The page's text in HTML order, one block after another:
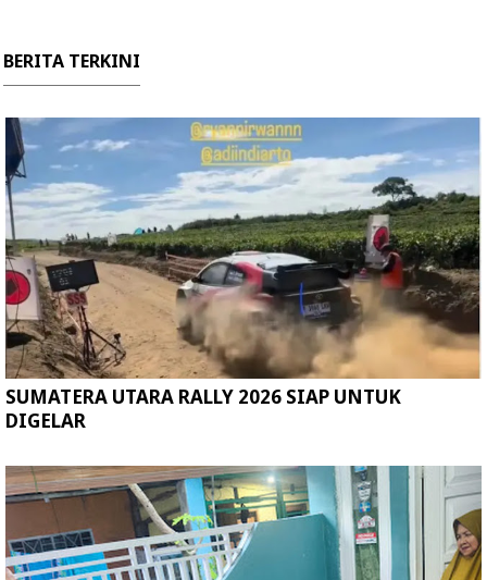
BERITA TERKINI
SUMATERA UTARA RALLY 2026 SIAP UNTUK
DIGELAR